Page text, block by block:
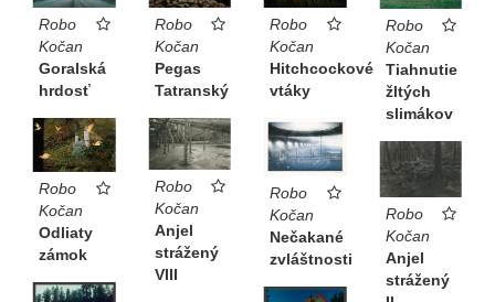
Robo
Kočan
Goralská
hrdosť
Robo
Kočan
Pegas
Tatranský
Robo
Kočan
Hitchcockové
vtáky
Robo
Kočan
Tiahnutie
žltých
slimákov
Robo
Kočan
Odliaty
zámok
Robo
Kočan
Nečakané
zvláštnosti
Robo
Kočan
Anjel
strážený
VIII
Robo
Kočan
Anjel
strážený